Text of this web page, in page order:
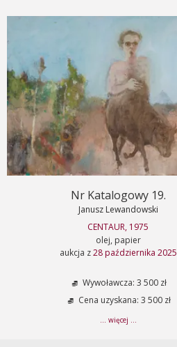
Nr Katalogowy 19.
Janusz Lewandowski
CENTAUR, 1975
olej, papier
aukcja z28 października 2025
Wywoławcza: 3 500 zł
Cena uzyskana: 3 500 zł
... więcej ...